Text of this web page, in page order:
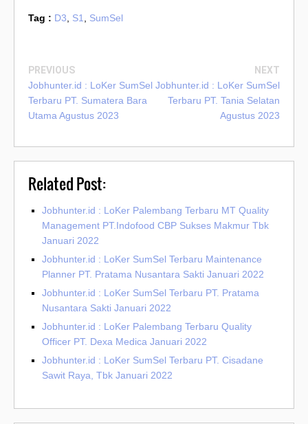
Tag : D3 S1 SumSel
PREVIOUS
Jobhunter.id : LoKer SumSel
Terbaru PT. Sumatera Bara
Utama Agustus 2023
NEXT
Jobhunter.id : LoKer SumSel
Terbaru PT. Tania Selatan
Agustus 2023
Related Post:
Jobhunter.id : LoKer Palembang Terbaru MT Quality
Management PT.Indofood CBP Sukses Makmur Tbk
Januari 2022
Jobhunter.id : LoKer SumSel Terbaru Maintenance
Planner PT. Pratama Nusantara Sakti Januari 2022
Jobhunter.id : LoKer SumSel Terbaru PT. Pratama
Nusantara Sakti Januari 2022
Jobhunter.id : LoKer Palembang Terbaru Quality
Officer PT. Dexa Medica Januari 2022
Jobhunter.id : LoKer SumSel Terbaru PT. Cisadane
Sawit Raya, Tbk Januari 2022